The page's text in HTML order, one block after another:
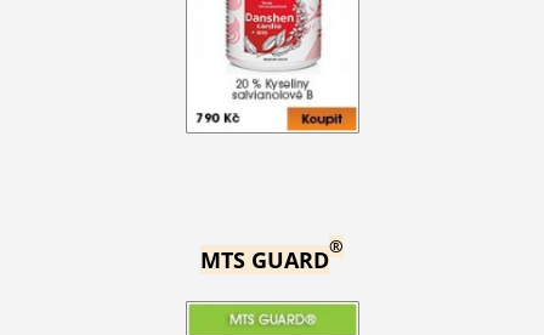
MTS GUARD®